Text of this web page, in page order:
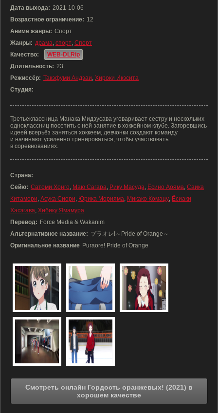
Дата выхода: 2021-10-06
Возрастное ограничение: 12
Аниме жанры: Спорт
Жанры: драма, спорт, Спорт
Качество:
WEB-DLRip
Длительность: 23
Режиссёр: Такэфуми Андзаи, Хироки Икэсита
Студия:
Третьеклассница Манака Мидзусава уговаривает сестру и нескольких
одноклассниц посетить с ней занятие в хоккейном клубе. Загоревшись
идеей всерьёз заняться хоккеем, девчонки создают команду
и начинают усиленно тренироваться, чтобы участвовать
в соревнованиях.
Страна:
Сейю: Сатоми Хонго, Маю Сагара, Рику Масуда, Ёсино Аояма, Саика
Китамори, Асука Сиори, Юрика Морияма, Микако Комацу, Ёсиаки
Хасэгава, Хибику Ямамура
Перевод: Force Media & Wakanim
Альтернативное название: プラオレ!～Pride of Orange～
Оригинальное название Puraore! Pride of Orange
Смотреть онлайн Гордость оранжевых! (2021) в
хорошем качестве